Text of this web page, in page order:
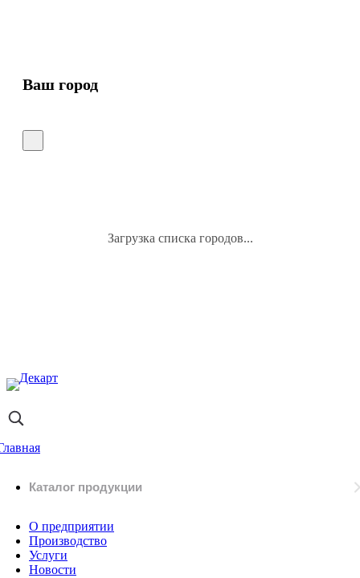
Ваш город
Загрузка списка городов...
Каталог продукции
О предприятии
Производство
Услуги
Новости